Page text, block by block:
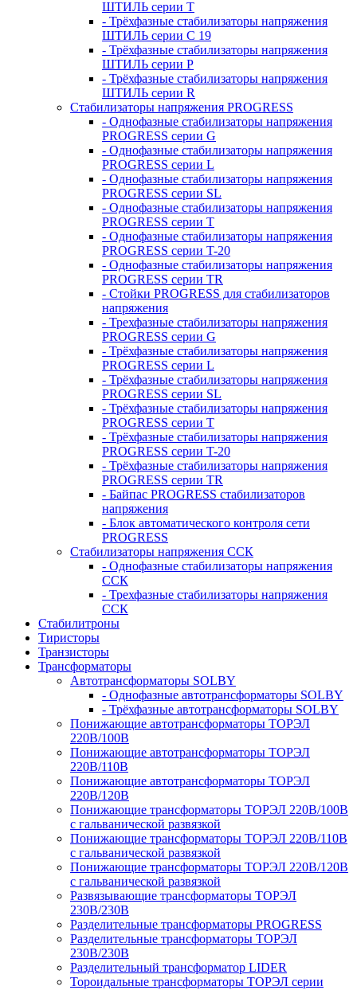
ШТИЛЬ серии T
- Трёхфазные стабилизаторы напряжения
ШТИЛЬ серии C 19
- Трёхфазные стабилизаторы напряжения
ШТИЛЬ серии P
- Трёхфазные стабилизаторы напряжения
ШТИЛЬ серии R
Стабилизаторы напряжения PROGRESS
- Однофазные стабилизаторы напряжения
PROGRESS серии G
- Однофазные стабилизаторы напряжения
PROGRESS серии L
- Однофазные стабилизаторы напряжения
PROGRESS серии SL
- Однофазные стабилизаторы напряжения
PROGRESS серии T
- Однофазные стабилизаторы напряжения
PROGRESS серии T-20
- Однофазные стабилизаторы напряжения
PROGRESS серии TR
- Стойки PROGRESS для стабилизаторов
напряжения
- Трехфазные стабилизаторы напряжения
PROGRESS серии G
- Трёхфазные стабилизаторы напряжения
PROGRESS серии L
- Трёхфазные стабилизаторы напряжения
PROGRESS серии SL
- Трёхфазные стабилизаторы напряжения
PROGRESS серии T
- Трёхфазные стабилизаторы напряжения
PROGRESS серии T-20
- Трёхфазные стабилизаторы напряжения
PROGRESS серии TR
- Байпас PROGRESS стабилизаторов
напряжения
- Блок автоматического контроля сети
PROGRESS
Стабилизаторы напряжения ССК
- Однофазные стабилизаторы напряжения
ССК
- Трехфазные стабилизаторы напряжения
ССК
Стабилитроны
Тиристоры
Транзисторы
Трансформаторы
Автотрансформаторы SOLBY
- Однофазные автотрансформаторы SOLBY
- Трёхфазные автотрансформаторы SOLBY
Понижающие автотрансформаторы ТОРЭЛ
220В/100В
Понижающие автотрансформаторы ТОРЭЛ
220В/110В
Понижающие автотрансформаторы ТОРЭЛ
220В/120В
Понижающие трансформаторы ТОРЭЛ 220В/100В
с гальванической развязкой
Понижающие трансформаторы ТОРЭЛ 220В/110В
с гальванической развязкой
Понижающие трансформаторы ТОРЭЛ 220В/120В
с гальванической развязкой
Развязывающие трансформаторы ТОРЭЛ
230В/230В
Разделительные трансформаторы PROGRESS
Разделительные трансформаторы ТОРЭЛ
230В/230В
Разделительный трансформатор LIDER
Тороидальные трансформаторы ТОРЭЛ серии